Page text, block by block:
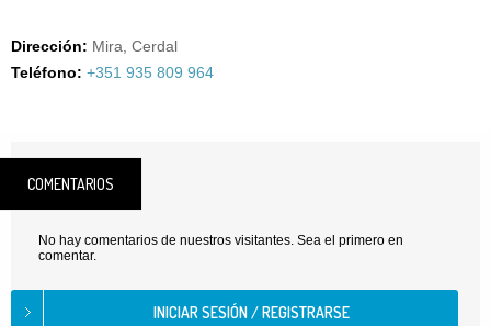
Dirección: Mira, Cerdal
Teléfono: +351 935 809 964
COMENTARIOS
No hay comentarios de nuestros visitantes. Sea el primero en
comentar.